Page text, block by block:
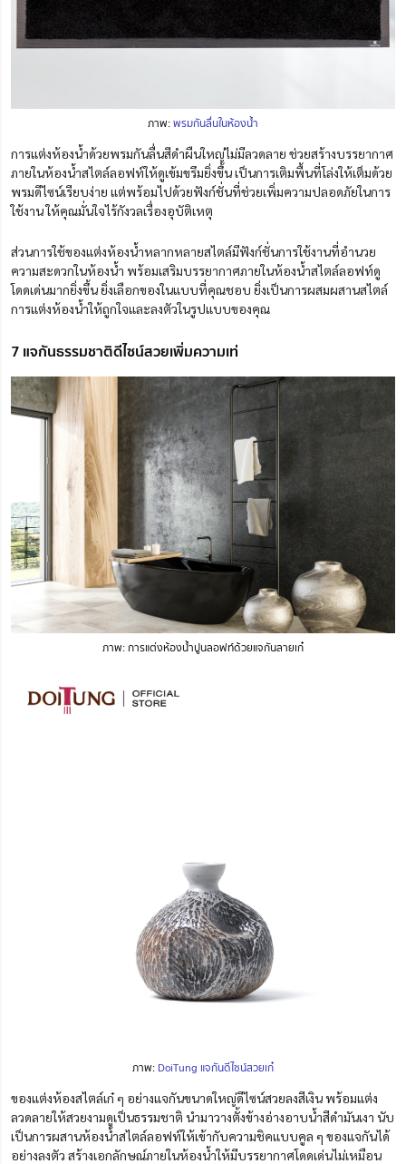
ภาพ:พรมกันลื่นในห้องน้ำ
การแต่งห้องน้ำด้วยพรมกันลื่นสีดำผืนใหญ่ไม่มีลวดลาย ช่วยสร้างบรรยากาศ
ภายในห้องน้ำสไตล์ลอฟท์ให้ดูเข้มขรึมยิ่งขึ้น เป็นการเติมพื้นที่โล่งให้เต็มด้วย
พรมดีไซน์เรียบง่าย แต่พร้อมไปด้วยฟังก์ชั่นที่ช่วยเพิ่มความปลอดภัยในการ
ใช้งาน ให้คุณมั่นใจไร้กังวลเรื่องอุบัติเหตุ
ส่วนการใช้ของแต่งห้องน้ำหลากหลายสไตล์มีฟังก์ชั่นการใช้งานที่อำนวย
ความสะดวกในห้องน้ำ พร้อมเสริมบรรยากาศภายในห้องน้ำสไตล์ลอฟท์ดู
โดดเด่นมากยิ่งขึ้น ยิ่งเลือกของในแบบที่คุณชอบ ยิ่งเป็นการผสมผสานสไตล์
การแต่งห้องน้ำให้ถูกใจและลงตัวในรูปแบบของคุณ
7 แจกันธรรมชาติดีไซน์สวยเพิ่มความเท่
ภาพ: การแต่งห้องน้ำปูนลอฟท์ด้วยแจกันลายเก๋
ภาพ: DoiTung แจกันดีไซน์สวยเก๋
ของแต่งห้องสไตล์เก๋ ๆ อย่างแจกันขนาดใหญ่ดีไซน์สวยลงสีเงิน พร้อมแต่ง
ลวดลายให้สวยงามดูเป็นธรรมชาติ นำมาวางตั้งข้างอ่างอาบน้ำสีดำมันเงา นับ
เป็นการผสานห้องน้ำสไตล์ลอฟท์ให้เข้ากับความชิคแบบคูล ๆ ของแจกันได้
อย่างลงตัว สร้างเอกลักษณ์ภายในห้องน้ำให้มีบรรยากาศโดดเด่นไม่เหมือน